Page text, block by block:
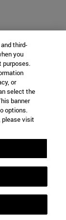
third-
you
purposes.
or
select the
banner
options.
please visit